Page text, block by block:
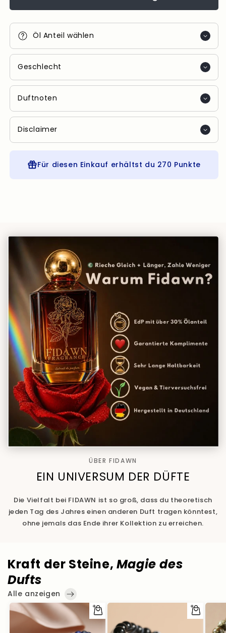
Öl Anteil wählen
Geschlecht
Duftnoten
Disclaimer
Für diesen Einkauf erhältst du 270 Punkte
ÜBER FIDAWN
EIN UNIVERSUM DER DÜFTE
Die Vielfalt bei FIDAWN ist so groß, dass du theoretisch
jeden Tag des Jahres einen anderen Duft tragen könntest,
ohne jemals das Ende ihrer Kollektion zu erreichen.
Kraft der Steine, Magie des
Dufts
Alle anzeigen
Optionen
auswählen
Optionen
auswählen